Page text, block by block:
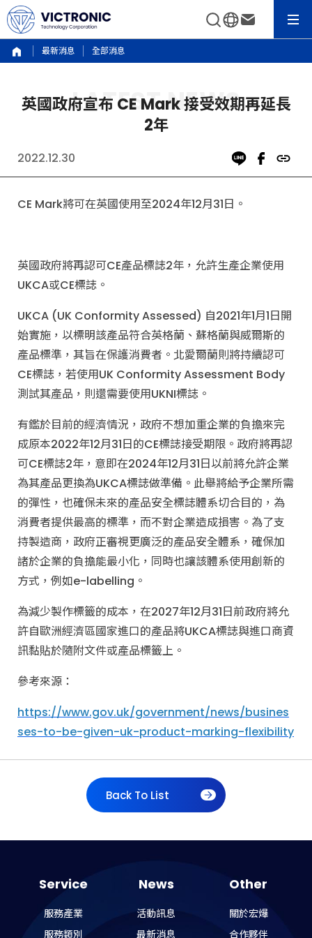
最新消息 全部消息
英國政府宣布 CE Mark 接受效期再延長
2年
2022.12.30
CE Mark將可在英國使用至2024年12月31日。
英國政府將再認可CE產品標誌2年，允許生產企業使用
UKCA或CE標誌。
UKCA (UK Conformity Assessed) 自2021年1月1日開
始實施，以標明該產品符合英格蘭、蘇格蘭與威爾斯的
產品標準，其旨在保護消費者。北愛爾蘭則將持續認可
CE標誌，若使用UK Conformity Assessment Body
測試其產品，則還需要使用UKNI標誌。
有鑑於目前的經濟情況，政府不想加重企業的負擔來完
成原本2022年12月31日的CE標誌接受期限。政府將再認
可CE標誌2年，意即在2024年12月31日以前將允許企業
為其產品更換為UKCA標誌做準備。此舉將給予企業所需
的彈性，也確保未來的產品安全標誌體系切合目的，為
消費者提供最高的標準，而不對企業造成損害。為了支
持製造商，政府正審視更廣泛的產品安全體系，確保加
諸於企業的負擔能最小化，同時也讓該體系使用創新的
方式，例如e-labelling。
為減少製作標籤的成本，在2027年12月31日前政府將允
許自歐洲經濟區國家進口的產品將UKCA標誌與進口商資
訊黏貼於隨附文件或產品標籤上。
參考來源：
https://www.gov.uk/government/news/busines
ses-to-be-given-uk-product-marking-flexibility
Back To List
Service
服務產業
服務類別
News
活動訊息
最新消息
Other
關於宏爗
合作夥伴